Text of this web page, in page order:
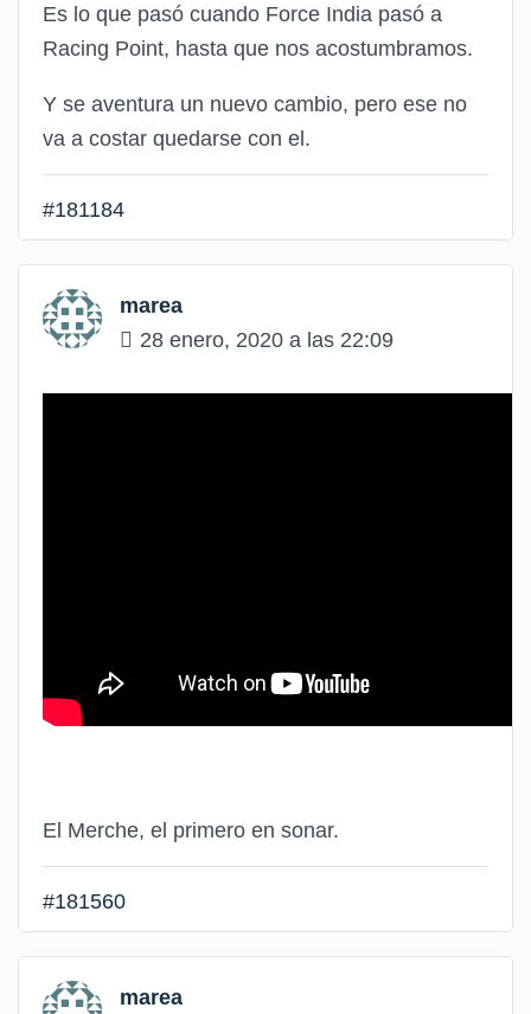
Es lo que pasó cuando Force India pasó a
Racing Point, hasta que nos acostumbramos.
Y se aventura un nuevo cambio, pero ese no
va a costar quedarse con el.
#181184
marea
28 enero, 2020 a las 22:09
El Merche, el primero en sonar.
#181560
marea